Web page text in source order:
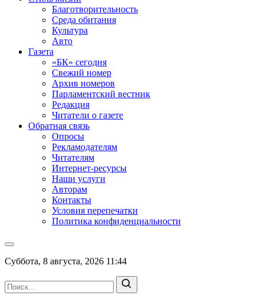
Благотворительность
Среда обитания
Культура
Авто
Газета
«БК» сегодня
Свежий номер
Архив номеров
Парламентский вестник
Редакция
Читатели о газете
Обратная связь
Опросы
Рекламодателям
Читателям
Интернет-ресурсы
Наши услуги
Авторам
Контакты
Условия перепечатки
Политика конфиденциальности
Суббота, 8 августа, 2026 11:44